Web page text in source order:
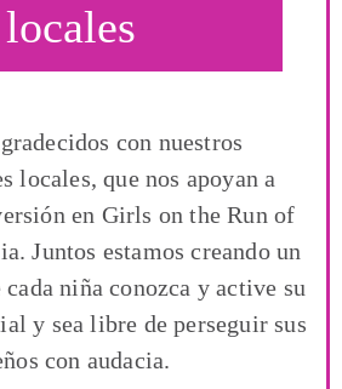
locales
con nuestros
locales, que nos apoyan a
en Girls on the Run of
Juntos estamos creando un
niña conozca y active su
y sea libre de perseguir sus
con audacia.